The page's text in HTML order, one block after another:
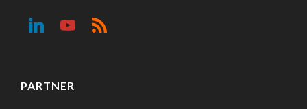
PARTNER